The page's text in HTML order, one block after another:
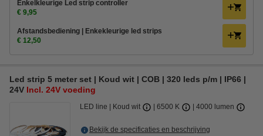
Enkelkleurige Led strip controller
€ 9,95
Afstandsbediening | Enkekleurige led strips
€ 12,50
Led strip 5 meter set | Koud wit | COB | 320 leds p/m | IP66 |
24V Incl. 24V voeding
LED line Koud wit 6500 K 4000 lumen
Bekijk de specificaties en beschrijving